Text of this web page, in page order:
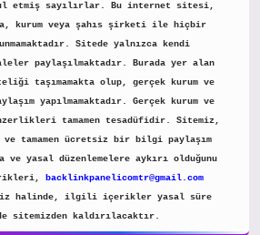
etmiş sayılırlar. Bu internet sitesi,
kurum veya şahıs şirketi ile hiçbir
Sitede yalnızca kendi
paylaşılmaktadır. Burada yer alan
taşımamakta olup, gerçek kurum ve
yapılmamaktadır. Gerçek kurum ve
tamamen tesadüfidir. Sitemiz,
ve tamamen ücretsiz bir bilgi paylaşım
ve yasal düzenlemelere aykırı olduğunu
backlinkpanelicomtr@gmail.com
halinde, ilgili içerikler yasal süre
sitemizden kaldırılacaktır.